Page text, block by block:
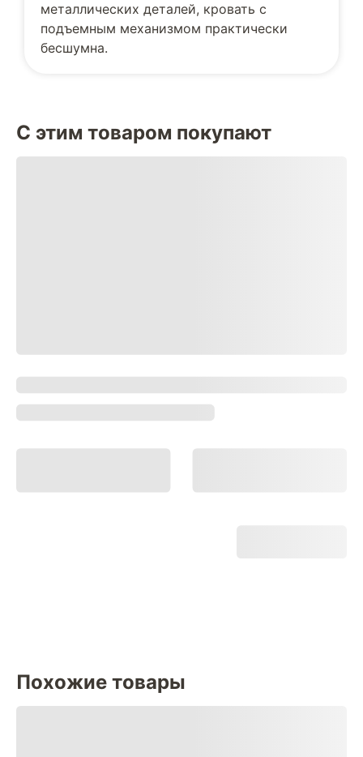
металлических деталей, кровать с
подъемным механизмом практически
бесшумна.
С этим товаром покупают
Похожие товары